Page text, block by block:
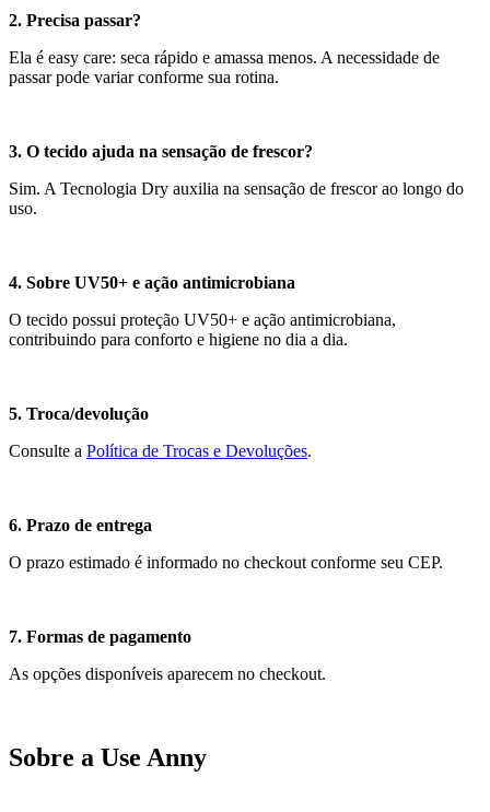
2. Precisa passar?
Ela é easy care: seca rápido e amassa menos. A necessidade de
passar pode variar conforme sua rotina.
3. O tecido ajuda na sensação de frescor?
Sim. A Tecnologia Dry auxilia na sensação de frescor ao longo do
uso.
4. Sobre UV50+ e ação antimicrobiana
O tecido possui proteção UV50+ e ação antimicrobiana,
contribuindo para conforto e higiene no dia a dia.
5. Troca/devolução
Consulte a Política de Trocas e Devoluções.
6. Prazo de entrega
O prazo estimado é informado no checkout conforme seu CEP.
7. Formas de pagamento
As opções disponíveis aparecem no checkout.
Sobre a Use Anny